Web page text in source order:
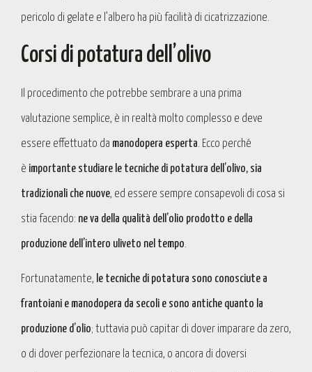
pericolo di gelate e l’albero ha più facilità di cicatrizzazione.
Corsi di potatura dell’olivo
Il procedimento che potrebbe sembrare a una prima
valutazione semplice, è in realtà molto complesso e deve
essere effettuato da manodopera esperta. Ecco perché
è importante studiare le tecniche di potatura dell’olivo, sia
tradizionali che nuove, ed essere sempre consapevoli di cosa si
stia facendo: ne va della qualità dell’olio prodotto e della
produzione dell’intero uliveto nel tempo.
Fortunatamente, le tecniche di potatura sono conosciute a
frantoiani e manodopera da secoli e sono antiche quanto la
produzione d’olio; tuttavia può capitar di dover imparare da zero,
o di dover perfezionare la tecnica, o ancora di doversi